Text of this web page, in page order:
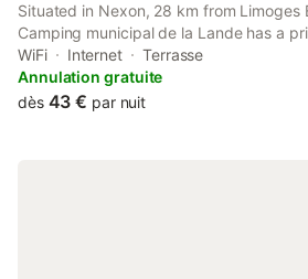
Situated in Nexon, 28 km from Limoges
Camping municipal de la Lande has a
garden and rooms with free WiFi access.
entrance at the campground for the
stay.
WiFi Internet
Terrasse
Annulation gratuite
dès 43 € par nuit